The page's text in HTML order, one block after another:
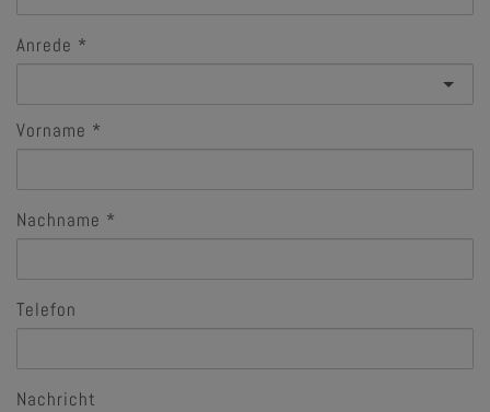
Anrede
Vorname
Nachname
Telefon
Nachricht